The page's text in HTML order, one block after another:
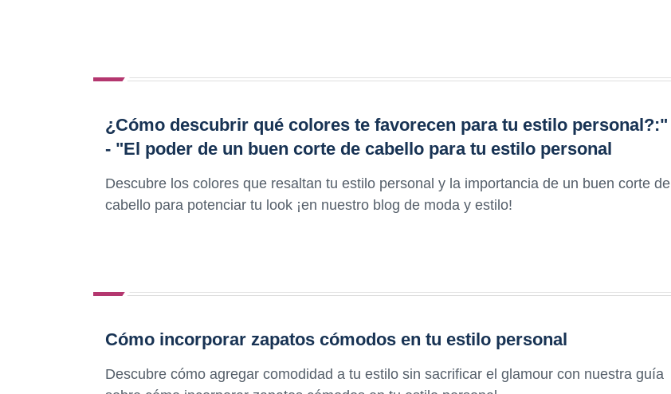
¿Cómo descubrir qué colores te favorecen para tu estilo personal?:"
- "El poder de un buen corte de cabello para tu estilo personal
Descubre los colores que resaltan tu estilo personal y la importancia de un buen corte de
cabello para potenciar tu look ¡en nuestro blog de moda y estilo!
Cómo incorporar zapatos cómodos en tu estilo personal
Descubre cómo agregar comodidad a tu estilo sin sacrificar el glamour con nuestra guía